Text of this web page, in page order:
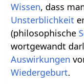
Wissen, dass
Unsterblichkeit
(philosophische
wortgewandt
Auswirkungen
Wiedergeburt.